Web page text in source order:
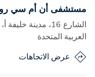
مستشفى أن أم سي
العربية المتحدة
عرض الاتجاهات